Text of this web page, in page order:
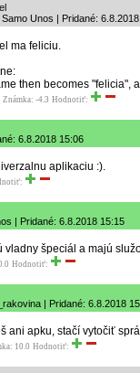
Unos | Pridané:
ma feliciu.
then becomes "felicia",
Známka: -4.3 Hodnotiť:
6.8.2018 15:06
aplikaciu :).
| Pridané: 6.8.2018 15:15
vladny špeciál a majú
Hodnotiť:
| Pridané: 6.8.2018
ani apku, stačí vytočiť
10.0 Hodnotiť: